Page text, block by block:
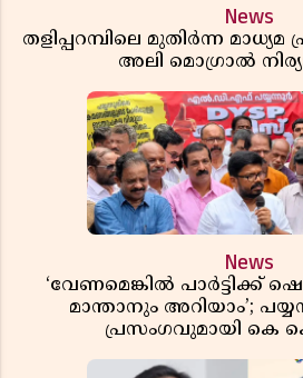
News
തളിപ്പറമ്പിലെ മുതിർന്ന
അലി മൊഗ്രാൽ
News
‘വേണമെങ്കിൽ പാർട്ടിക്ക്
മാന്താനും അറിയാം’;
പ്രസംഗവുമായി കെ